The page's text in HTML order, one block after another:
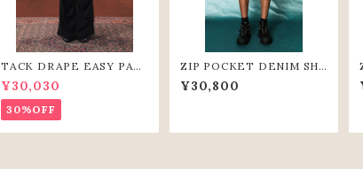
TACK DRAPE EASY PAN
TS(BLK)
¥30,030
30%OFF
ZIP POCKET DENIM SH
ORT PANTS（GRY）
¥30,800